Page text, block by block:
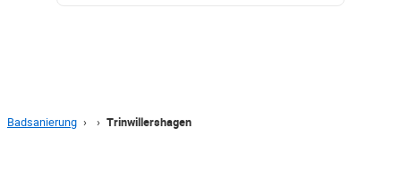
Badsanierung › › Trinwillershagen